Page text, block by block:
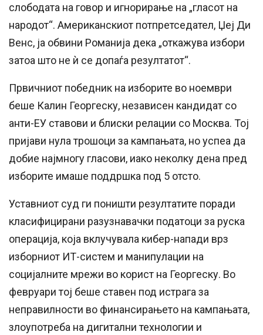
слободата на говор и игнорирање на „гласот на
народот“. Американскиот потпретседател, Џеј Ди
Венс, ја обвини Романија дека „откажува избори
затоа што не ѝ се допаѓа резултатот“.
Првичниот победник на изборите во ноември
беше Калин Георгеску, независен кандидат со
анти-ЕУ ставови и блиски релации со Москва. Тој
пријави нула трошоци за кампањата, но успеа да
добие најмногу гласови, иако неколку дена пред
изборите имаше поддршка под 5 отсто.
Уставниот суд ги поништи резултатите поради
класифицирани разузнавачки податоци за руска
операција, која вклучувала кибер-напади врз
изборниот ИТ-систем и манипулации на
социјалните мрежи во корист на Георгеску. Во
февруари тој беше ставен под истрага за
неправилности во финансирањето на кампањата,
злоупотреба на дигитални технологии и